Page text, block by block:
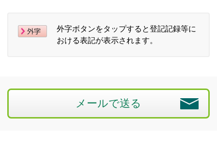
外字ボタンをタップすると登記記録等に
おける表記が表示されます。
メールで送る